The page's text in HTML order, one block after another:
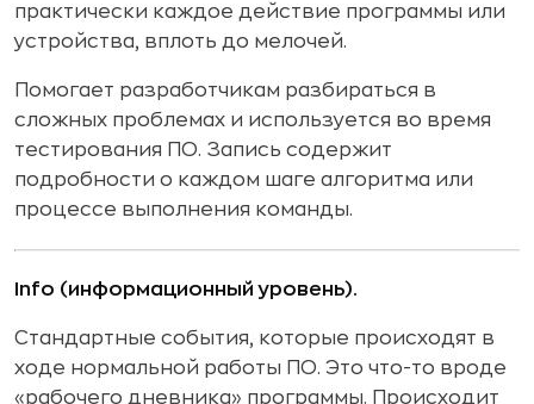
практически каждое действие программы или
устройства, вплоть до мелочей.
Помогает разработчикам разбираться в
сложных проблемах и используется во время
тестирования ПО. Запись содержит
подробности о каждом шаге алгоритма или
процессе выполнения команды.
Info (информационный уровень).
Стандартные события, которые происходят в
ходе нормальной работы ПО. Это что-то вроде
«рабочего дневника» программы. Происходит